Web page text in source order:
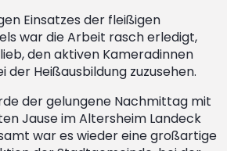
Einsatzes der fleißigen
war die Arbeit rasch erledigt,
den aktiven Kameradinnen
der Heißausbildung zuzusehen.
der gelungene Nachmittag mit
Jause im Altersheim Landeck
war es wieder eine großartige